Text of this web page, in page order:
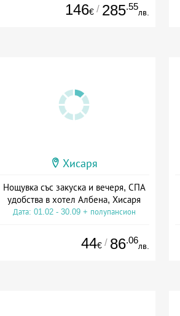
146€ / 285.55
лв.
Хисаря
Нощувка със закуска и вечеря, СПА
удобства в хотел Албена, Хисаря
Дата: 01.02 - 30.09 + полупансион
44€ / 86.06
лв.